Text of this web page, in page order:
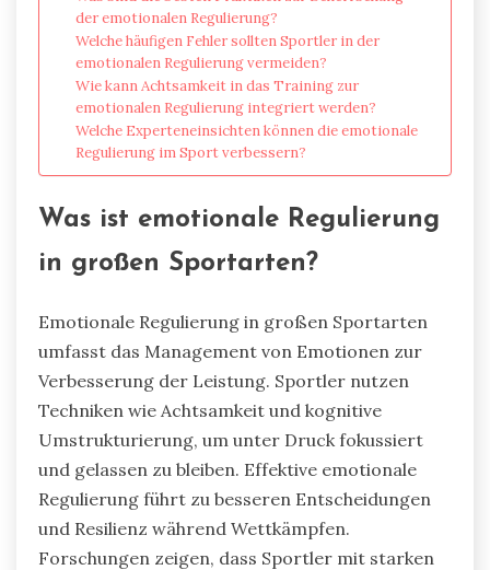
der emotionalen Regulierung?
Welche häufigen Fehler sollten Sportler in der
emotionalen Regulierung vermeiden?
Wie kann Achtsamkeit in das Training zur
emotionalen Regulierung integriert werden?
Welche Experteneinsichten können die emotionale
Regulierung im Sport verbessern?
Was ist emotionale Regulierung
in großen Sportarten?
Emotionale Regulierung in großen Sportarten
umfasst das Management von Emotionen zur
Verbesserung der Leistung. Sportler nutzen
Techniken wie Achtsamkeit und kognitive
Umstrukturierung, um unter Druck fokussiert
und gelassen zu bleiben. Effektive emotionale
Regulierung führt zu besseren Entscheidungen
und Resilienz während Wettkämpfen.
Forschungen zeigen, dass Sportler mit starken